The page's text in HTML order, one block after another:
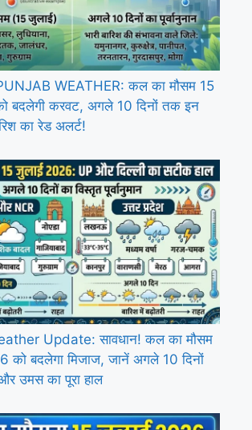
WEATHER: कल का मौसम 15
बदलेगी करवट, अगले 10 दिनों तक इन
का रेड अलर्ट!
Update: सावधान! कल का मौसम
को बदलेगा मिजाज, जानें अगले 10 दिनों
और उमस का पूरा हाल